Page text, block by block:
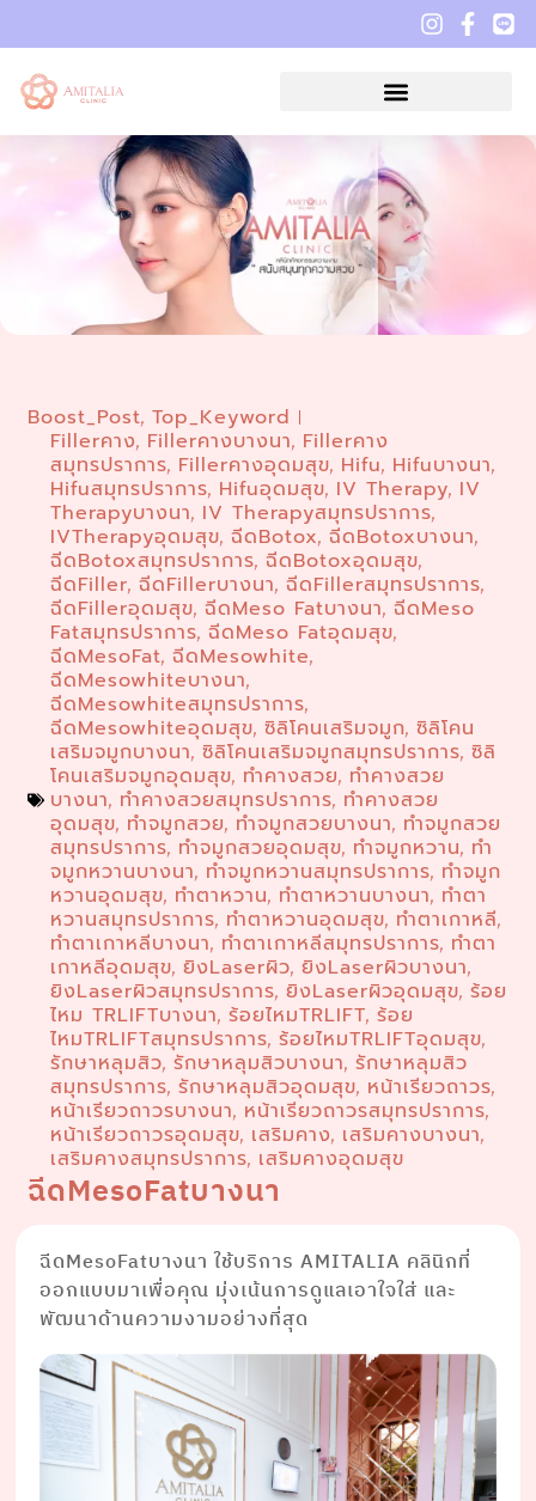
Boost_Post,Top_Keyword
Fillerคาง, Fillerคางบางนา, Fillerคาง
สมุทรปราการ, Fillerคางอุดมสุข, Hifu, Hifuบางนา,
Hifuสมุทรปราการ, Hifuอุดมสุข, IV Therapy, IV
Therapyบางนา, IV Therapyสมุทรปราการ,
IVTherapyอุดมสุข,ฉีดBotox,ฉีดBotoxบางนา,
ฉีดBotoxสมุทรปราการ,ฉีดBotoxอุดมสุข,
ฉีดFiller,ฉีดFillerบางนา,ฉีดFillerสมุทรปราการ,
ฉีดFillerอุดมสุข,ฉีดMeso Fatบางนา,ฉีดMeso
Fatสมุทรปราการ,ฉีดMeso Fatอุดมสุข,
ฉีดMesoFat,ฉีดMesowhite,
ฉีดMesowhiteบางนา,
ฉีดMesowhiteสมุทรปราการ,
ฉีดMesowhiteอุดมสุข,ซิลิโคนเสริมจมูก,ซิลิโคน
เสริมจมูกบางนา,ซิลิโคนเสริมจมูกสมุทรปราการ,ซิลิ
โคนเสริมจมูกอุดมสุข, ทำคางสวย, ทำคางสวย
บางนา, ทำคางสวยสมุทรปราการ, ทำคางสวย
อุดมสุข, ทำจมูกสวย, ทำจมูกสวยบางนา, ทำจมูกสวย
สมุทรปราการ, ทำจมูกสวยอุดมสุข, ทำจมูกหวาน, ทำ
จมูกหวานบางนา, ทำจมูกหวานสมุทรปราการ, ทำจมูก
หวานอุดมสุข, ทำตาหวาน, ทำตาหวานบางนา, ทำตา
หวานสมุทรปราการ, ทำตาหวานอุดมสุข, ทำตาเกาหลี,
ทำตาเกาหลีบางนา, ทำตาเกาหลีสมุทรปราการ, ทำตา
เกาหลีอุดมสุข,ยิงLaserผิว,ยิงLaserผิวบางนา,
ยิงLaserผิวสมุทรปราการ,ยิงLaserผิวอุดมสุข,ร้อย
ไหม TRLIFTบางนา,ร้อยไหมTRLIFT,ร้อย
ไหมTRLIFTสมุทรปราการ,ร้อยไหมTRLIFTอุดมสุข,
รักษาหลุมสิว,รักษาหลุมสิวบางนา,รักษาหลุมสิว
สมุทรปราการ,รักษาหลุมสิวอุดมสุข, หน้าเรียวถาวร,
หน้าเรียวถาวรบางนา, หน้าเรียวถาวรสมุทรปราการ,
หน้าเรียวถาวรอุดมสุข, เสริมคาง, เสริมคางบางนา,
เสริมคางสมุทรปราการ, เสริมคางอุดมสุข
ฉีดMesoFatบางนา
ฉีดMesoFatบางนา ใช้บริการ AMITALIA คลินิกที่
ออกแบบมาเพื่อคุณ มุ่งเน้นการดูแลเอาใจใส่ และ
พัฒนาด้านความงามอย่างที่สุด